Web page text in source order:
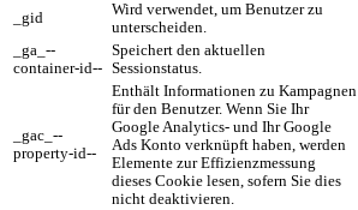
_gid
Wird verwendet, um Benutzer zu
unterscheiden.
_ga_--
container-id--
Speichert den aktuellen
Sessionstatus.
_gac_--
property-id--
Enthält Informationen zu Kampagnen
für den Benutzer. Wenn Sie Ihr
Google Analytics- und Ihr Google
Ads Konto verknüpft haben, werden
Elemente zur Effizienzmessung
dieses Cookie lesen, sofern Sie dies
nicht deaktivieren.